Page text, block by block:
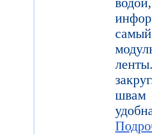
швам